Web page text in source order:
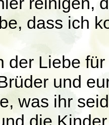
dass ich
der Liebe
und
was ihr
die